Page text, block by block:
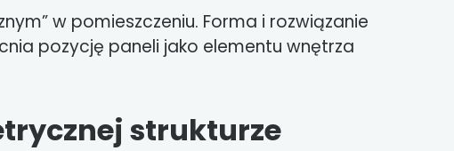
w pomieszczeniu. Forma i rozwiązanie
pozycję paneli jako elementu wnętrza
strukturze